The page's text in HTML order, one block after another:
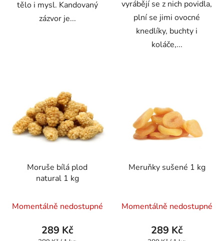
tělo i mysl. Kandovaný
zázvor je...
vyrábějí se z nich povidla,
plní se jimi ovocné
knedlíky, buchty i
koláče,...
Moruše bílá plod
natural 1 kg
hodnocení
produktu
je
Momentálně nedostupné
289 Kč
Meruňky sušené 1 kg
hodnocení
produktu
je
Momentálně nedostupné
289 Kč